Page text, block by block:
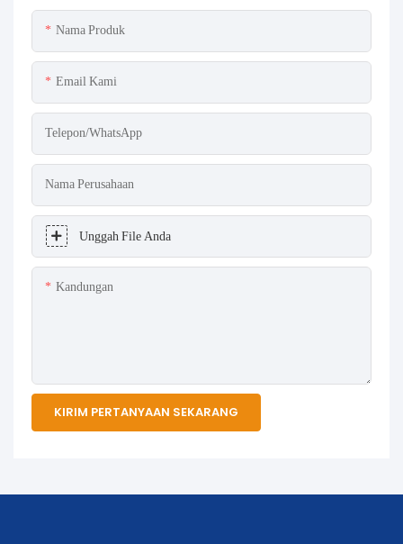
Nama Produk
Email Kami
Telepon/WhatsApp
Nama Perusahaan
Unggah File Anda
Kandungan
KIRIM PERTANYAAN SEKARANG